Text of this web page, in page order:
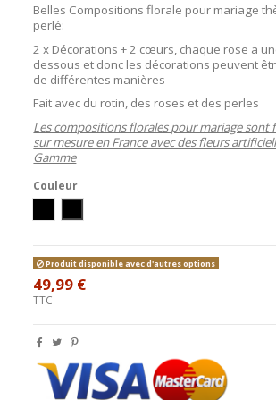
Belles Compositions florale pour mariage
perlé:
2 x Décorations + 2 cœurs, chaque rose a
dessous et donc les décorations peuvent
de différentes manières
Fait avec du rotin, des roses et des perles
Les compositions florales pour mariage sont
sur mesure en France avec des fleurs
Gamme
Couleur
Produit disponible avec d'autres options
49,99 €
TTC